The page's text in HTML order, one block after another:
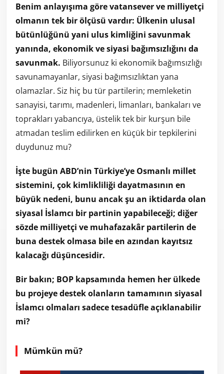
Benim anlayışıma göre vatansever ve milliyetçi
olmanın tek bir ölçüsü vardır: Ülkenin ulusal
bütünlüğünü yani ulus kimliğini savunmak
yanında, ekonomik ve siyasi bağımsızlığını da
savunmak. Biliyorsunuz ki ekonomik bağımsızlığı
savunamayanlar, siyasi bağımsızlıktan yana
olamazlar. Siz hiç bu tür partilerin; memleketin
sanayisi, tarımı, madenleri, limanları, bankaları ve
toprakları yabancıya, üstelik tek bir kurşun bile
atmadan teslim edilirken en küçük bir tepkilerini
duydunuz mu?
İşte bugün ABD’nin Türkiye’ye Osmanlı millet
sistemini, çok kimlikliliği dayatmasının en
büyük nedeni, bunu ancak şu an iktidarda olan
siyasal İslamcı bir partinin yapabileceği; diğer
sözde milliyetçi ve muhafazakâr partilerin de
buna destek olmasa bile en azından kayıtsız
kalacağı düşüncesidir.
Bir bakın; BOP kapsamında hemen her ülkede
bu projeye destek olanların tamamının siyasal
İslamcı olmaları sadece tesadüfle açıklanabilir
mi?
Mümkün mü?